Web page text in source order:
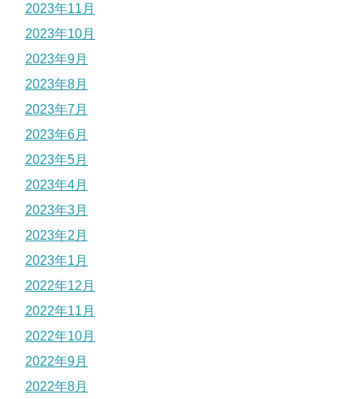
2023年11月
2023年10月
2023年9月
2023年8月
2023年7月
2023年6月
2023年5月
2023年4月
2023年3月
2023年2月
2023年1月
2022年12月
2022年11月
2022年10月
2022年9月
2022年8月